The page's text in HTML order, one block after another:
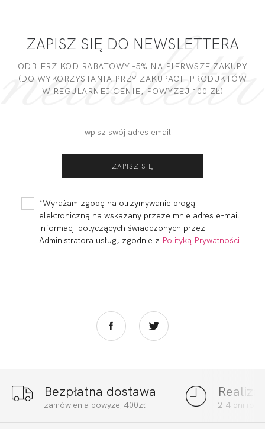
ZAPISZ SIĘ DO NEWSLETTERA
ODBIERZ KOD RABATOWY -5% NA PIERWSZE ZAKUPY
(DO WYKORZYSTANIA PRZY ZAKUPACH PRODUKTÓW
W REGULARNEJ CENIE, POWYZEJ 100 ZŁ)
*Wyrażam zgodę na otrzymywanie drogą
elektroniczną na wskazany przeze mnie adres e-mail
informacji dotyczących świadczonych przez
Administratora usług, zgodnie z Polityką Prywatności
Bezpłatna dostawa
zamówienia powyżej 400zł 2-4 dni